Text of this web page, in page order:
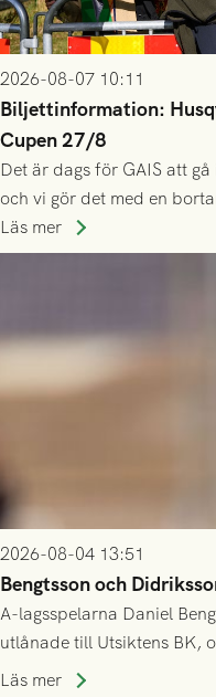
2026-08-07 10:11
Biljettinformation:
Cupen 27/8
Det är dags för GAIS att
och vi gör det med en
Husqvarna FF. Häng med
Läs mer
2026-08-04 13:51
Bengtsson och
A-lagsspelarna Daniel
utlånade till Utsiktens BK,
speltid i Hestrafors genom
Läs mer